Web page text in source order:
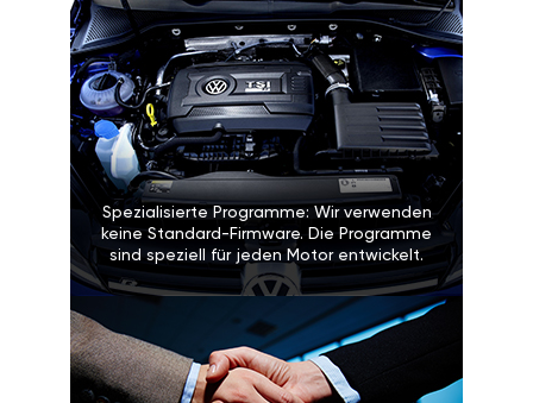
Spezialisierte Programme: Wir verwenden
keine Standard-Firmware. Die Programme
sind speziell für jeden Motor entwickelt.